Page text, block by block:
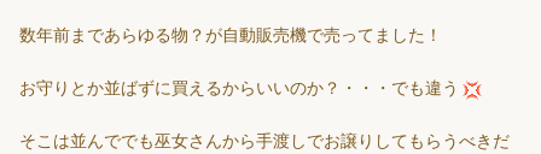
数年前まであらゆる物？が自動販売機で売ってました！
お守りとか並ばずに買えるからいいのか？・・・でも違う
そこは並んででも巫女さんから手渡しでお譲りしてもらうべきだ